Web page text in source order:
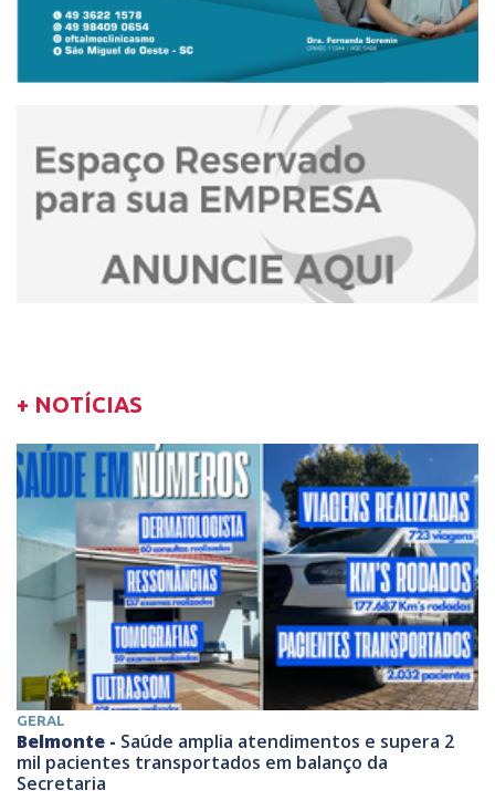
+ NOTÍCIAS
GERAL
Belmonte - Saúde amplia atendimentos e supera 2
mil pacientes transportados em balanço da
Secretaria